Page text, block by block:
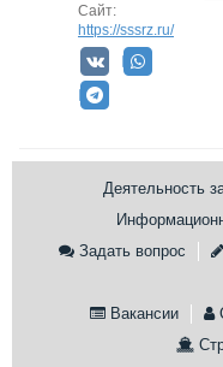
Репутация
Работа
Крюинг
Журнал
Конференции
Выставки и
Личности
Сайт:
https://sssrz.ru/
Деятельность
Задать вопрос
Вакансии